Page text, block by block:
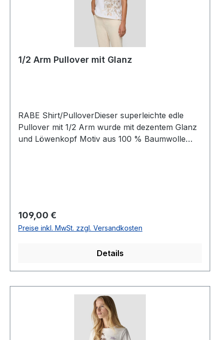
1/2 Arm Pullover mit Glanz
RABE Shirt/PulloverDieser superleichte edle
Pullover mit 1/2 Arm wurde mit dezentem Glanz
und Löwenkopf Motiv aus 100 % Baumwolle
Regulärer Preis:
109,00 €
Preise inkl. MwSt. zzgl. Versandkosten
Details